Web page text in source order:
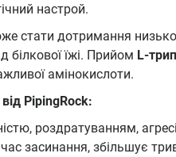
настрой.
стати дотримання
білкової їжі. Прийом L-
​​амінокислоти.
PipingRock:
роздратуванням,
засинання, збільшує